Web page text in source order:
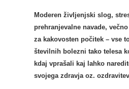
Moderen življenjski slog,
prehranjevalne navade,
za kakovosten počitek – vse
številnih bolezni tako telesa
kdaj vprašali kaj lahko
svojega zdravja oz.